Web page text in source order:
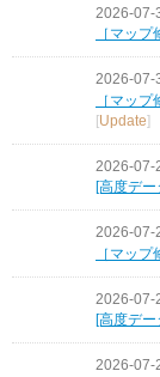
2026-07-
［マッ
2026-07-
［マッ
[Update]
2026-07-
[高度デ
2026-07-
［マッ
2026-07-
[高度デ
2026-07-